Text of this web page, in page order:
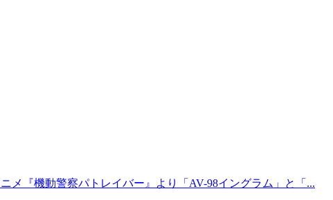
メ『機動警察パトレイバー』より「AV-98イングラム」と「...